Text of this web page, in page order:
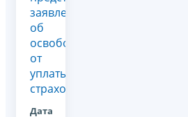
заявления
об
освобождении
от
уплаты
страховых...
Дата